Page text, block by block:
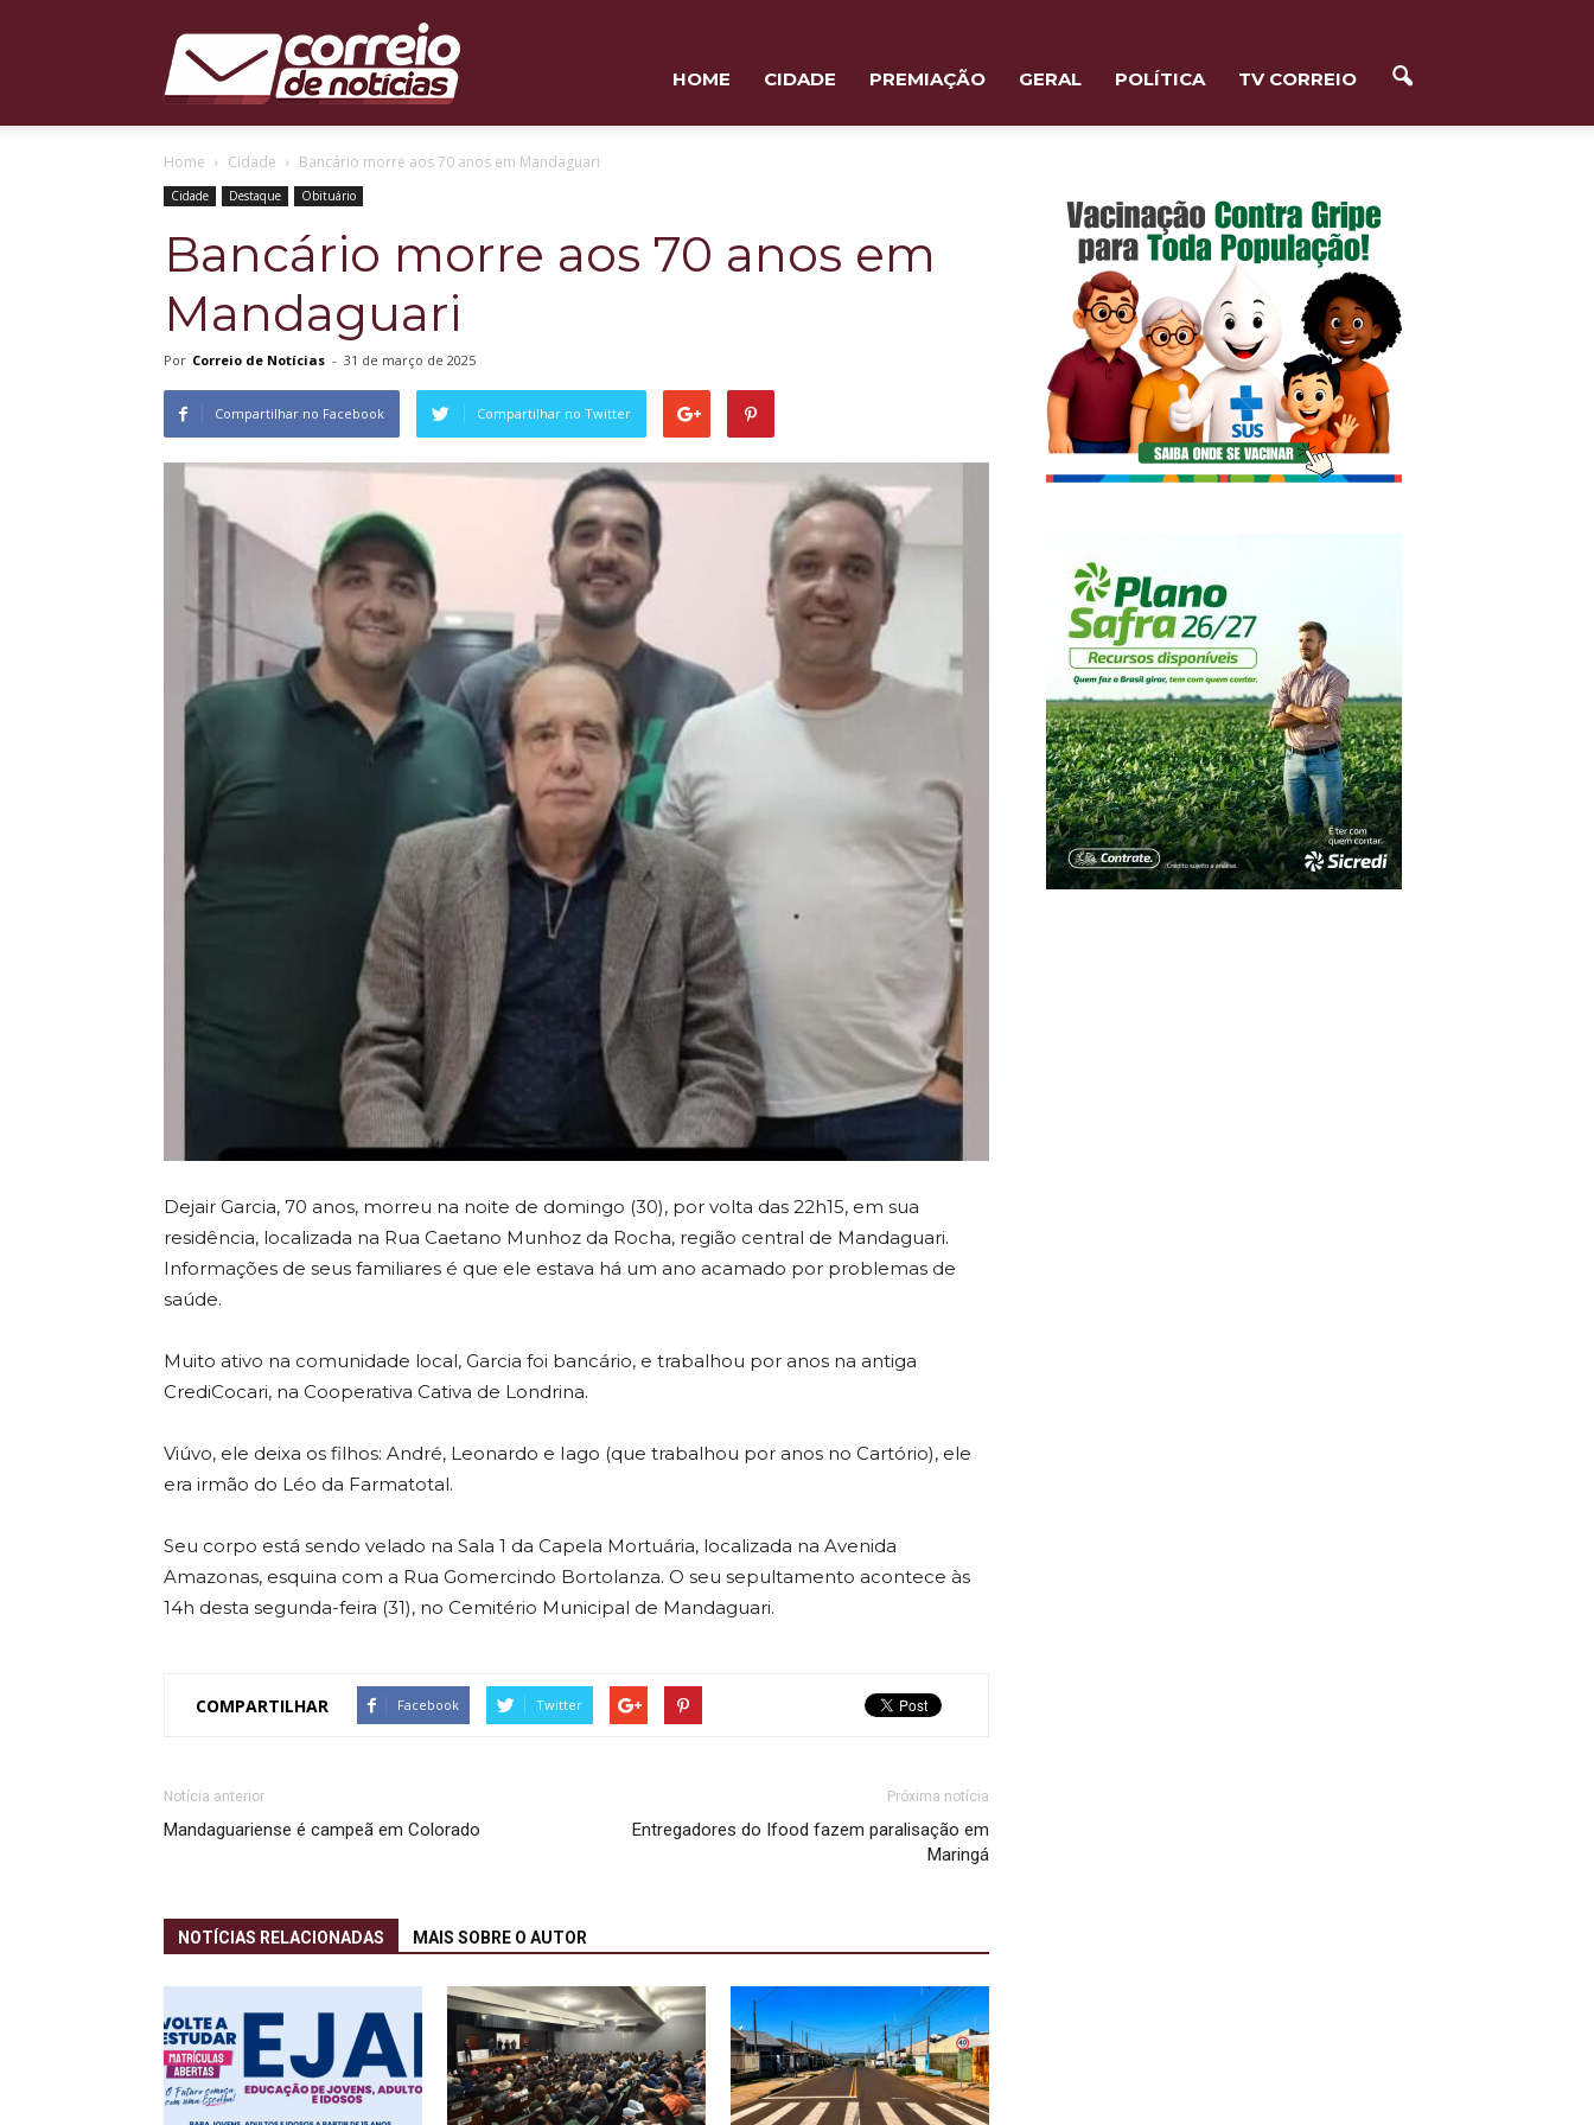
Correio
HOME CIDADE PREMIAÇÃO GERAL POLÍTICA TV CORREIO
Home Cidade Bancário morre aos 70 anos em Mandaguari
Cidade Destaque Obituário
Bancário morre aos 70 anos em
Mandaguari
Por Correio de Notícias - 31 de março de 2025
Compartilhar no Facebook Compartilhar no Twitter
Dejair Garcia, 70 anos, morreu na noite de domingo (30), por volta das 22h15, em sua
residência, localizada na Rua Caetano Munhoz da Rocha, região central de Mandaguari.
Informações de seus familiares é que ele estava há um ano acamado por problemas de
saúde.
Muito ativo na comunidade local, Garcia foi bancário, e trabalhou por anos na antiga
CrediCocari, na Cooperativa Cativa de Londrina.
Viúvo, ele deixa os filhos: André, Leonardo e Iago (que trabalhou por anos no Cartório), ele
era irmão do Léo da Farmatotal.
Seu corpo está sendo velado na Sala 1 da Capela Mortuária, localizada na Avenida
Amazonas, esquina com a Rua Gomercindo Bortolanza. O seu sepultamento acontece às
14h desta segunda-feira (31), no Cemitério Municipal de Mandaguari.
COMPARTILHAR Facebook Twitter
Notícia anterior
Mandaguariense é campeã em Colorado
Próxima notícia
Entregadores do Ifood fazem paralisação em
Maringá
NOTÍCIAS RELACIONADAS MAIS SOBRE O AUTOR